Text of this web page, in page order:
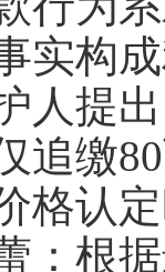
实构
提出
追缴
格认
根据